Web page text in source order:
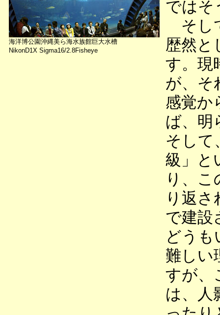
海洋博公園沖縄美ら海水族館巨大水槽
NikonD1X Sigma16/2.8Fisheye
ではそ
そし
歴然と
す。現
が、そ
感覚か
ば、明
そして
級」と
り、
り返
で建設
どう
難しい
すが、
は、人